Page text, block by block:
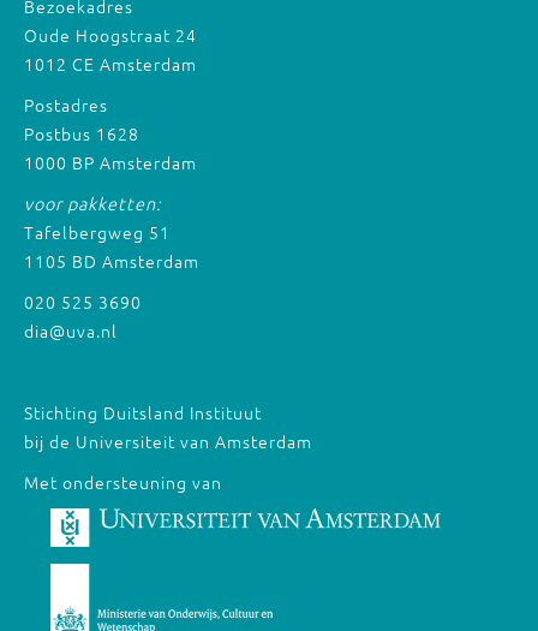
Bezoekadres
Oude Hoogstraat 24
1012 CE Amsterdam
Postadres
Postbus 1628
1000 BP Amsterdam
voor pakketten:
Tafelbergweg 51
1105 BD Amsterdam
020 525 3690
dia@uva.nl
Stichting Duitsland Instituut
bij de Universiteit van Amsterdam
Met ondersteuning van